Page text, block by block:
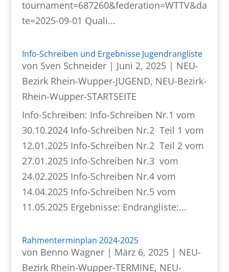
tournament=687260&federation=WTTV&da
te=2025-09-01 Quali...
Info-Schreiben und Ergebnisse Jugendrangliste
von Sven Schneider| Juni 2, 2025| NEU-
Bezirk Rhein-Wupper-JUGEND, NEU-Bezirk-
Rhein-Wupper-STARTSEITE
Info-Schreiben: Info-Schreiben Nr.1 vom
30.10.2024 Info-Schreiben Nr.2 Teil 1 vom
12.01.2025 Info-Schreiben Nr.2 Teil 2 vom
27.01.2025 Info-Schreiben Nr.3 vom
24.02.2025 Info-Schreiben Nr.4 vom
14.04.2025 Info-Schreiben Nr.5 vom
11.05.2025 Ergebnisse: Endrangliste:...
Rahmenterminplan 2024-2025
von Benno Wagner| März 6, 2025| NEU-
Bezirk Rhein-Wupper-TERMINE, NEU-